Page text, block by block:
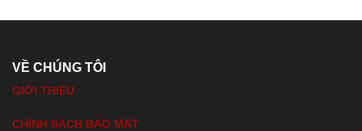
VỀ CHÚNG TÔI
GIỚI THIỆU
CHÍNH SÁCH BẢO MẬT